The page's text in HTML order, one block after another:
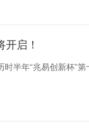
启！
半年“兆易创新杯”